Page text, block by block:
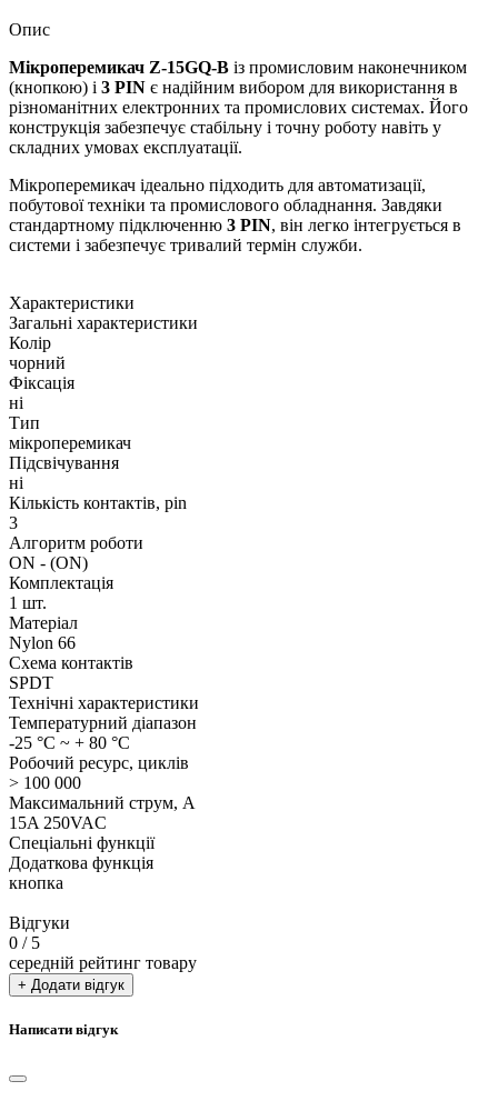
Опис
Мікроперемикач Z-15GQ-B із промисловим наконечником
(кнопкою) і 3 PIN є надійним вибором для використання в
різноманітних електронних та промислових системах. Його
конструкція забезпечує стабільну і точну роботу навіть у
складних умовах експлуатації.
Мікроперемикач ідеально підходить для автоматизації,
побутової техніки та промислового обладнання. Завдяки
стандартному підключенню 3 PIN, він легко інтегрується в
системи і забезпечує тривалий термін служби.
Характеристики
Загальні характеристики
Колір
чорний
Фіксація
ні
Тип
мікроперемикач
Підсвічування
ні
Кількість контактів, pin
3
Алгоритм роботи
ON - (ON)
Комплектація
1 шт.
Матеріал
Nylon 66
Схема контактів
SPDT
Технічні характеристики
Температурний діапазон
-25 °C ~ + 80 °C
Робочий ресурс, циклів
> 100 000
Максимальний струм, А
15A 250VAC
Спеціальні функції
Додаткова функція
кнопка
Відгуки
0 / 5
середній рейтинг товару
+ Додати відгук
Написати відгук